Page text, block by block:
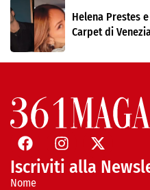
Helena Prestes
Carpet di
Iscriviti alla
Nome